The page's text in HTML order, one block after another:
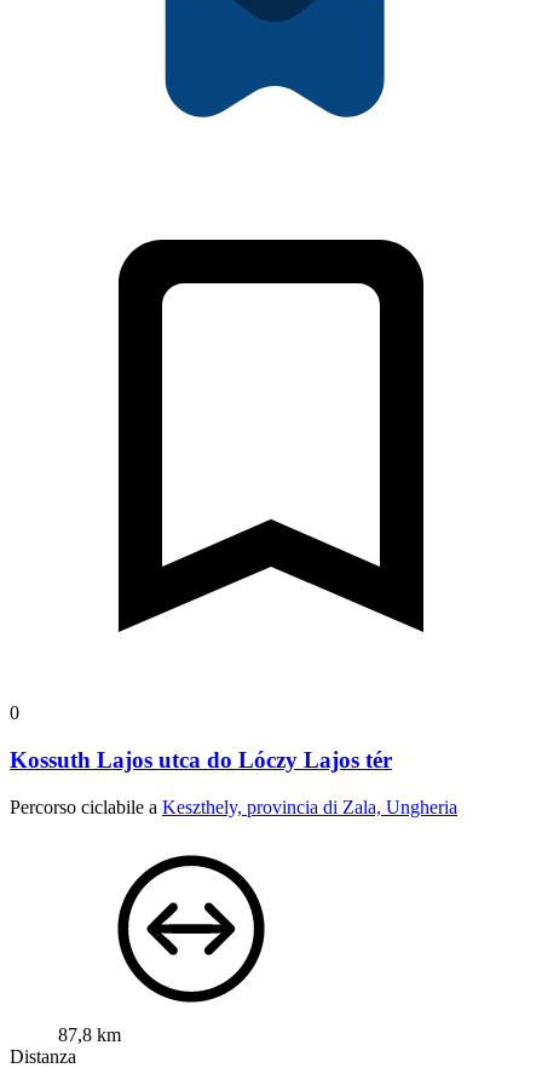
0
Kossuth Lajos utca do Lóczy Lajos tér
Percorso ciclabile a Keszthely, provincia di Zala, Ungheria
87,8 km
Distanza